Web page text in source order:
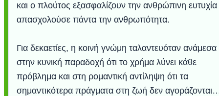
και ο πλούτος εξασφαλίζουν την ανθρώπινη ευτυχία
απασχολούσε πάντα την ανθρωπότητα.
Για δεκαετίες, η κοινή γνώμη ταλαντευόταν ανάμεσα
στην κυνική παραδοχή ότι το χρήμα λύνει κάθε
πρόβλημα και στη ρομαντική αντίληψη ότι τα
σημαντικότερα πράγματα στη ζωή δεν